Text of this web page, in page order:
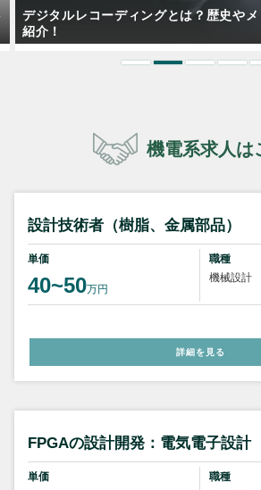
電気系製品開発エンジニアはフリーラ
事内容なども含めて解説！
機電系求人は
設計技術者（樹脂、金属部品）
単価
40~50万円
職種
機械設計
詳細を見る
FPGAの設計開発：電気電子設計
単価
職種